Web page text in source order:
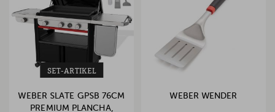
SET-ARTIKEL
WEBER SLATE GPSB 76CM
PREMIUM PLANCHA,
WEBER WENDER